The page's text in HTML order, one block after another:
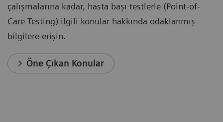
çalışmalarına kadar, hasta başı testlerle (Point-of-
Care Testing) ilgili konular hakkında odaklanmış
bilgilere erişin.
Öne Çıkan Konular